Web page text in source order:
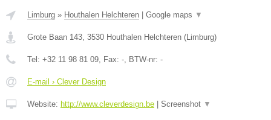
Limburg » Houthalen Helchteren | Google maps ▼
Grote Baan 143 3530 Houthalen Helchteren (Limburg)
Tel: +32 11 98 81 09 , Fax: - , BTW-nr: -
E-mail › Clever Design
Website: http://www.cleverdesign.be | Screenshot ▼